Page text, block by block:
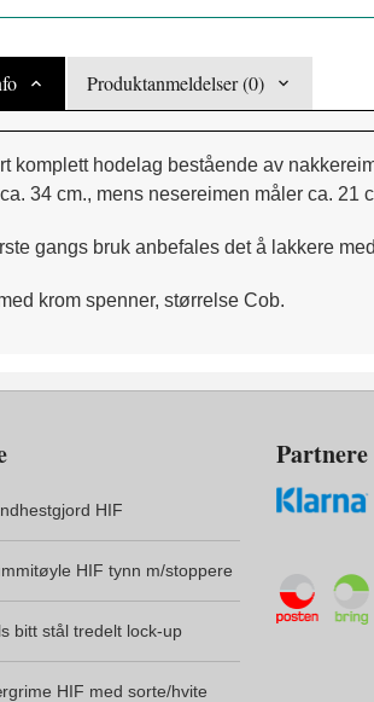
Produktanmeldelser (0)
komplett hodelag bestående av
34 cm., mens nesereimen måler ca.
gangs bruk anbefales det å lakkere
krom spenner, størrelse Cob.
HIF
HIF tynn m/stoppere
bitt stål tredelt lock-up
HIF med sorte/hvite
Partnere